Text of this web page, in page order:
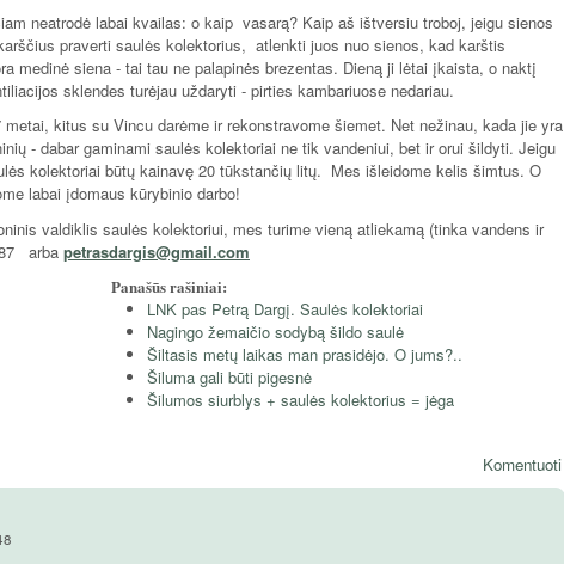
neatrodė labai kvailas: o kaip vasarą? Kaip aš ištversiu troboj, jeigu sienos
praverti saulės kolektorius, atlenkti juos nuo sienos, kad karštis
medinė siena - tai tau ne palapinės brezentas. Dieną ji lėtai įkaista, o naktį
sklendes turėjau uždaryti - pirties kambariuose nedariau.
kitus su Vincu darėme ir rekonstravome šiemet. Net nežinau, kada jie yra
- dabar gaminami saulės kolektoriai ne tik vandeniui, bet ir orui šildyti. Jeigu
kolektoriai būtų kainavę 20 tūkstančių litų. Mes išleidome kelis šimtus. O
labai įdomaus kūrybinio darbo!
valdiklis saulės kolektoriui, mes turime vieną atliekamą (tinka vandens ir
arba petrasdargis@gmail.com
Panašūs rašiniai:
LNK pas Petrą Dargį. Saulės kolektoriai
Nagingo žemaičio sodybą šildo saulė
Šiltasis metų laikas man prasidėjo. O jums?..
Šiluma gali būti pigesnė
Šilumos siurblys + saulės kolektorius = jėga
Komentuoti